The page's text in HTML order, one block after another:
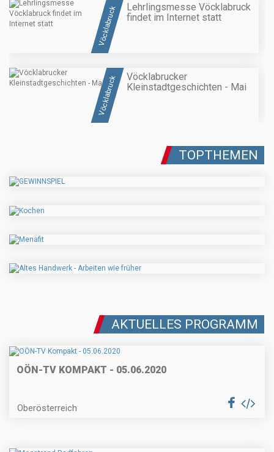
Vöcklabruck
Lehrlingsmesse Vöcklabruck
findet im Internet statt
Vöcklabruck
Vöcklabrucker
Kleinstadtgeschichten - Mai
TOPTHEMEN
AKTUELLES PROGRAMM
OÖN-TV KOMPAKT - 05.06.2020
Oberösterreich